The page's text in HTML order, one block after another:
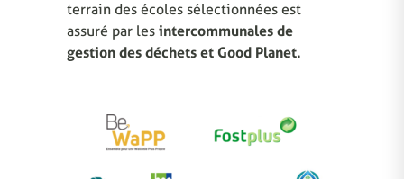
terrain des écoles sélectionnées est
assuré par les intercommunales de
gestion des déchets et Good Planet.